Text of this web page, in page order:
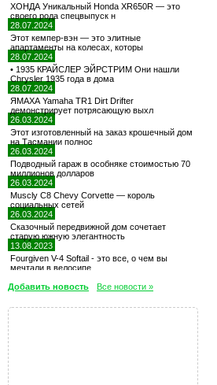
ХОНДА Уникальный Honda XR650R — это
своего рода спецвыпуск н
28.07.2024
Этот кемпер-вэн — это элитные
апартаменты на колесах, которы
28.07.2024
• 1935 КРАЙСЛЕР ЭЙРСТРИМ Они нашли
Chrysler 1935 года в дома
28.07.2024
ЯМАХА Yamaha TR1 Dirt Drifter
демонстрирует потрясающую выхл
26.03.2024
Этот изготовленный на заказ крошечный дом
на Тасмании полнос
26.03.2024
Подводный гараж в особняке стоимостью 70
миллионов долларов
26.03.2024
Muscly C8 Chevy Corvette — король
социальных сетей
26.03.2024
Сказочный передвижной дом сочетает
старую южную элегантность
13.08.2023
Fourgiven V-4 Softail - это все, о чем вы
мечтали в велосипе
Добавить новость
Все новости »